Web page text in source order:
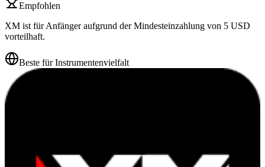
Empfohlen
XM ist für Anfänger aufgrund der Mindesteinzahlung von 5 USD
vorteilhaft.
Beste für Instrumentenvielfalt